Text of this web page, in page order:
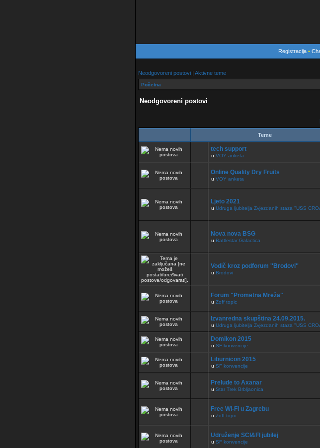
Registracija•
Neodgovoreni postovi | Aktivne teme
Početna
Neodgovoreni postovi
Teme
tech support
u VOY anketa
Online Quality Dry Fruits
u VOY anketa
Ljeto 2021
u Udruga ljubitelja Zvjezdanih staza "USS
Nova nova BSG
u Battlestar Galactica
Vodič kroz podforum ''Brodovi''
u Brodovi
Forum "Prometna Mreža"
u Zoff topic
Izvanredna skupština 24.09.2015.
u Udruga ljubitelja Zvjezdanih staza "USS
Domikon 2015
u SF konvencije
Liburnicon 2015
u SF konvencije
Prelude to Axanar
u Star Trek Brbljaonica
Free Wi-FI u Zagrebu
u Zoff topic
Udruženje SCI&FI jubilej
u SF konvencije